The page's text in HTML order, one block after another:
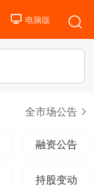
全市场公告
融资公告
持股变动